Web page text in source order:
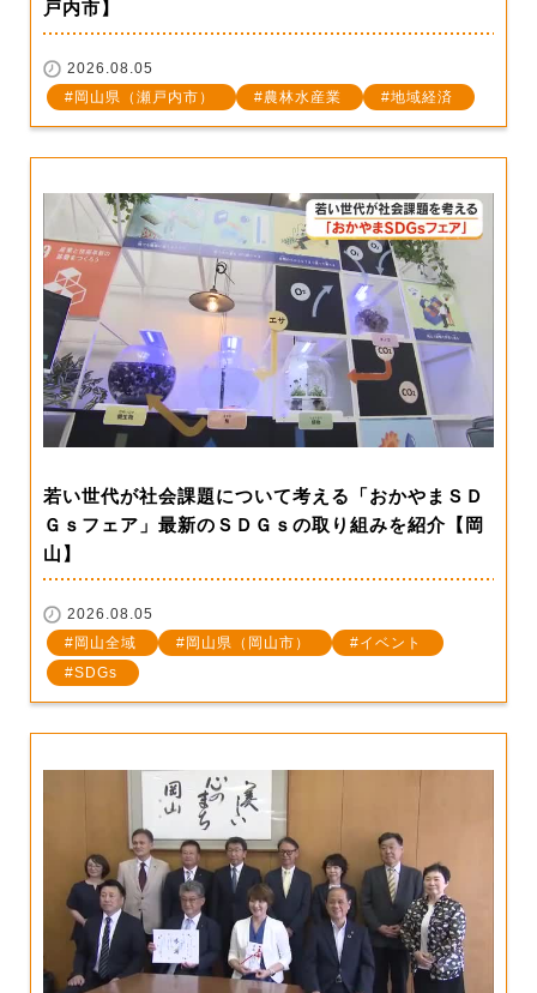
戸内市】
2026.08.05
岡山県（瀬戸内市）
農林水産業 地域経済
若い世代が社会課題について考える「おかやまＳＤ
Ｇｓフェア」最新のＳＤＧｓの取り組みを紹介【岡
山】
2026.08.05
岡山全域
岡山県（岡山市）
イベント
SDGs